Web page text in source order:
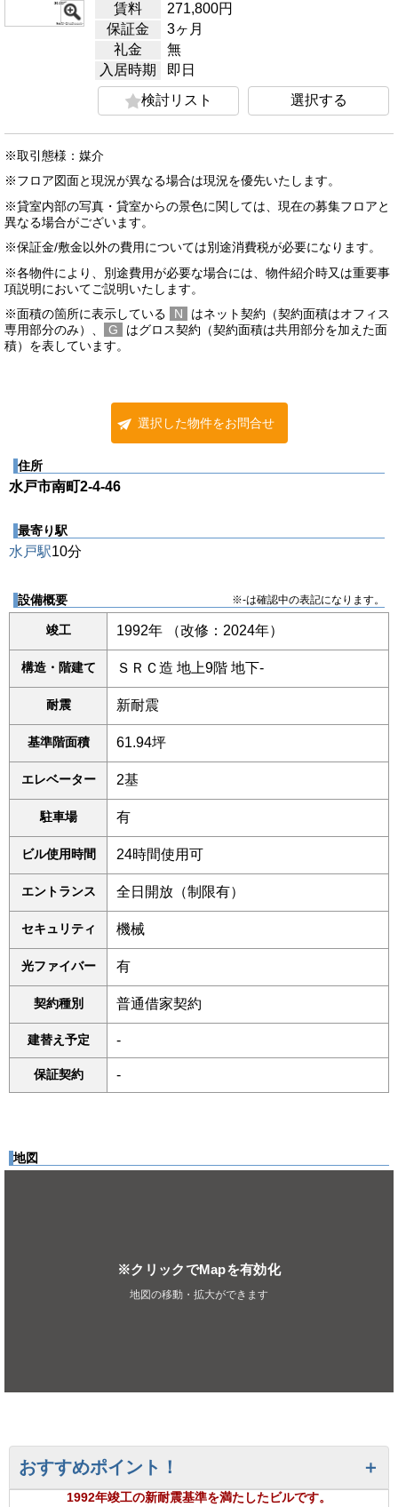
賃料
271,800円
保証金
3ヶ月
礼金
無
入居時期
即日
検討リスト
選択する
※取引態様：媒介
※フロア図面と現況が異なる場合は現況を優先いたします。
※貸室内部の写真・貸室からの景色に関しては、現在の募集フロアと
異なる場合がございます。
※保証金/敷金以外の費用については別途消費税が必要になります。
※各物件により、別途費用が必要な場合には、物件紹介時又は重要事
項説明においてご説明いたします。
※面積の箇所に表示している
N
はネット契約（契約面積はオフィス
専用部分のみ）、
G
はグロス契約（契約面積は共用部分を加えた面
積）を表しています。
選択した物件をお問合せ
住所
水戸市南町2-4-46
最寄り駅
水戸駅10分
設備概要 ※-は確認中の表記になります。
竣工 1992年 （改修：2024年）
構造・階建て ＳＲＣ造 地上9階 地下-
耐震 新耐震
基準階面積 61.94坪
エレベーター 2基
駐車場 有
ビル使用時間 24時間使用可
エントランス 全日開放（制限有）
セキュリティ 機械
光ファイバー 有
契約種別 普通借家契約
建替え予定 -
保証契約 -
地図
※クリックでMapを有効化
地図の移動・拡大ができます
おすすめポイント！
1992年竣工の新耐震基準を満たしたビルです。